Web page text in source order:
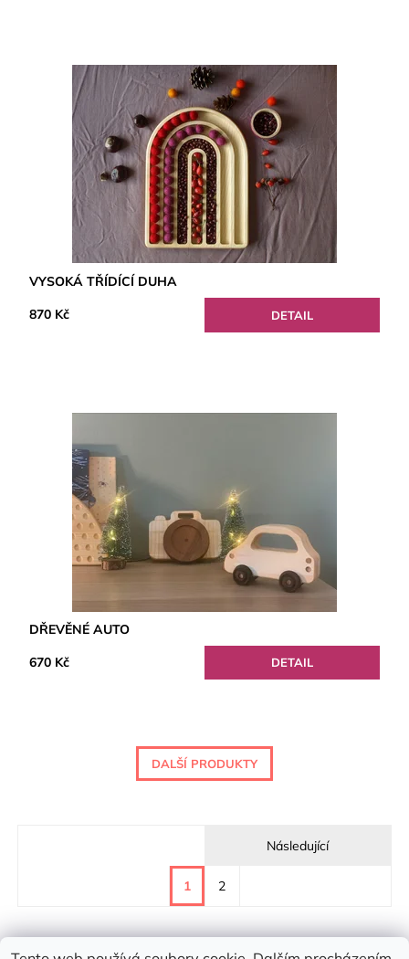
VYSOKÁ TŘÍDÍCÍ DUHA
870 Kč DETAIL
DŘEVĚNÉ AUTO
670 Kč DETAIL
DALŠÍ PRODUKTY
Následující
1 2